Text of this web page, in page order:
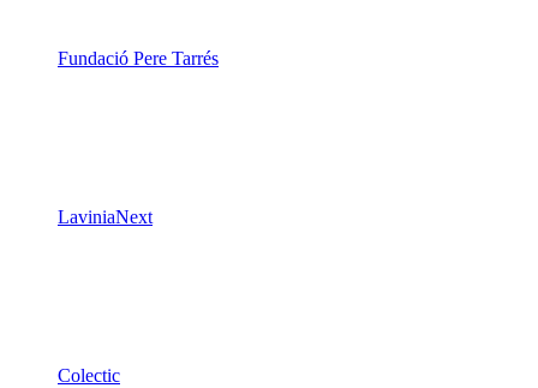
Fundació Pere Tarrés
LaviniaNext
Colectic